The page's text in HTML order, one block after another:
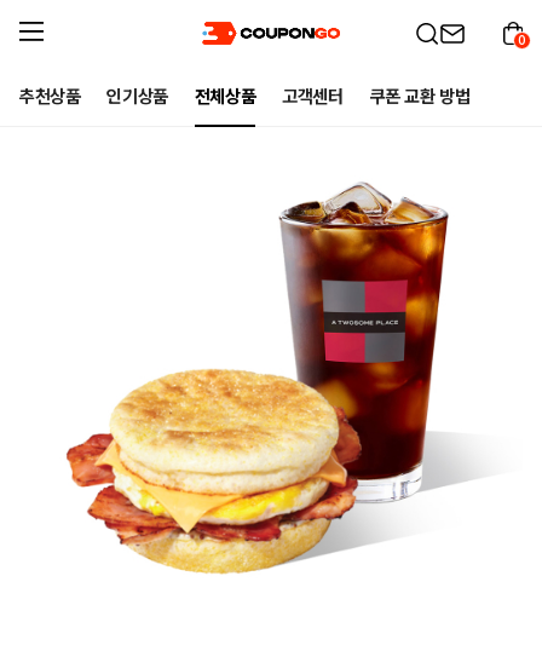
추천상품 인기상품 전체상품 고객센터 쿠폰 교환 방법
0